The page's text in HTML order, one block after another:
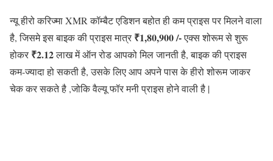
न्यू हीरो करिज्मा XMR कॉम्बैट एडिशन बहोत ही कम प्राइस पर मिलने वाला
है, जिसमे इस बाइक की प्राइस मात्र ₹1,80,900 /-एक्स शोरूम से शुरू
होकर ₹2.12लाख में ऑन रोड आपको मिल जानती है, बाइक की प्राइस
कम-ज्यादा हो सकती है, उसके लिए आप अपने पास के हीरो शोरूम जाकर
चेक कर सकते है ,जोकि वैल्यू फॉर मनी प्राइस होने वाली है |